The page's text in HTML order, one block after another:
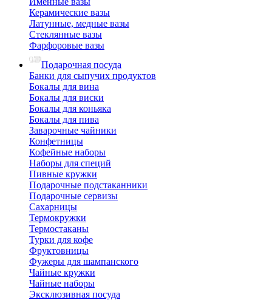
Керамические вазы
Латунные, медные вазы
Стеклянные вазы
Фарфоровые вазы
Подарочная посуда
Банки для сыпучих продуктов
Бокалы для вина
Бокалы для виски
Бокалы для коньяка
Бокалы для пива
Заварочные чайники
Конфетницы
Кофейные наборы
Наборы для специй
Пивные кружки
Подарочные подстаканники
Подарочные сервизы
Сахарницы
Термокружки
Термостаканы
Турки для кофе
Фруктовницы
Фужеры для шампанского
Чайные кружки
Чайные наборы
Эксклюзивная посуда